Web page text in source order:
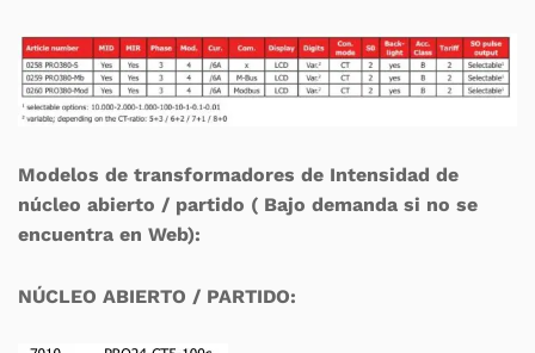
Modelos de transformadores de Intensidad de
núcleo abierto / partido ( Bajo demanda si no se
encuentra en Web):
NÚCLEO ABIERTO / PARTIDO: